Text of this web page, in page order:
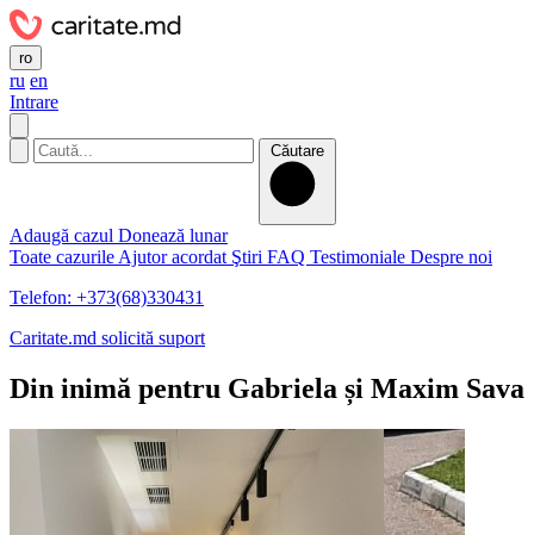
ro
ru en
Intrare
Căutare
Adaugă cazul Donează lunar
Toate cazurile Ajutor acordat Ştiri FAQ Testimoniale Despre noi
Telefon: +373(68)330431
Caritate.md solicită suport
Din inimă pentru Gabriela și Maxim Sava